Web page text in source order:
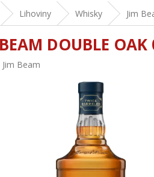
Lihoviny Whisky Jim
DOUBLE
Jim Beam